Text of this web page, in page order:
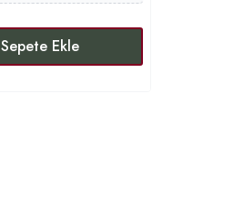
Sepete Ekle